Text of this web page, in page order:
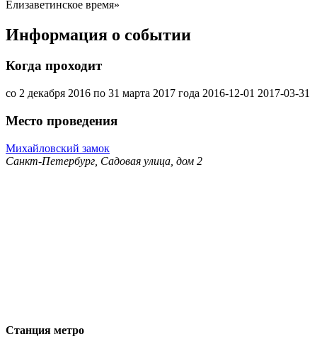
Елизаветинское время»
Информация о событии
Когда проходит
со 2 декабря 2016 по 31 марта 2017 года 2016-12-01 2017-03-31
Место проведения
Михайловский замок
Санкт-Петербург, Садовая улица, дом 2
Станция метро